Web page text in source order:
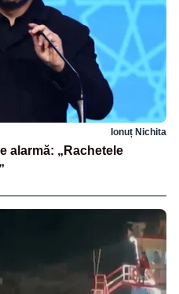
Ionuț Nichita
alarmă: „Rachetele